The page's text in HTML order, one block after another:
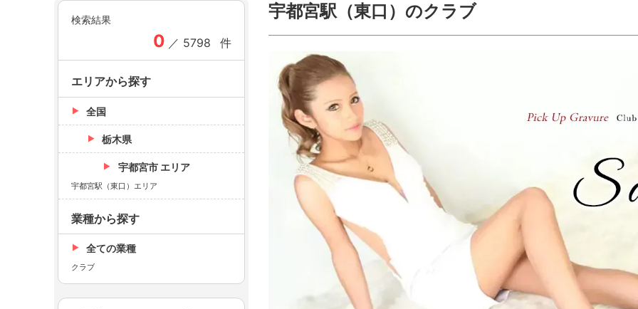
宇都宮駅（東口）のクラブ
検索結果
0 ／ 5798 件
エリアから探す
全国
栃木県
宇都宮市 エリア
宇都宮駅（東口）エリア
業種から探す
全ての業種
クラブ